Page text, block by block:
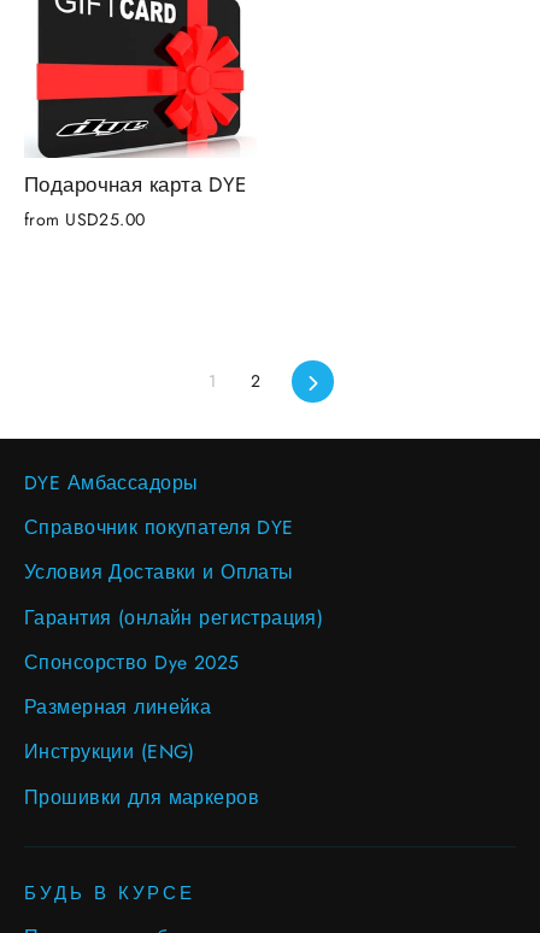
Подарочная карта DYE
from USD25.00
1 2 Следующий
DYE Амбассадоры
Справочник покупателя DYE
Условия Доставки и Оплаты
Гарантия (онлайн регистрация)
Спонсорство Dye 2025
Размерная линейка
Инструкции (ENG)
Прошивки для маркеров
БУДЬ В КУРСЕ